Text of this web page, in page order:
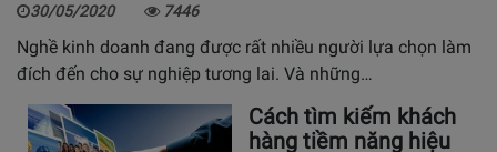
30/05/2020 7446
Nghề kinh doanh đang được rất nhiều người lựa chọn làm
đích đến cho sự nghiệp tương lai. Và những…
Cách tìm kiếm khách
hàng tiềm năng hiệu